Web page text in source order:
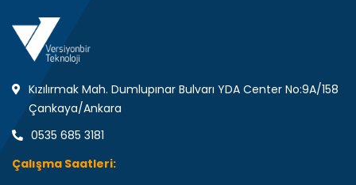
Kızılırmak Mah. Dumlupınar Bulvarı YDA Center No:9A/158
Çankaya/Ankara
0535 685 3181
Çalışma Saatleri: